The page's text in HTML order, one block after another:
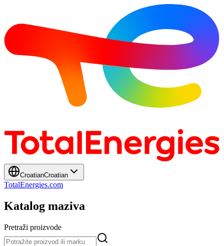
CroatianCroatian
TotalEnergies.com
Katalog maziva
Pretraži proizvode
Pretraži proizvode